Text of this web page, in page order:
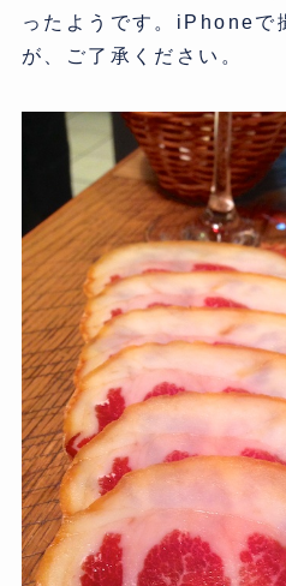
ったようです。iPhoneで
が、ご了承ください。